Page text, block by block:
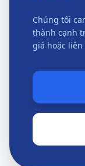
Chúng tôi
thành cạnh
giá hoặc